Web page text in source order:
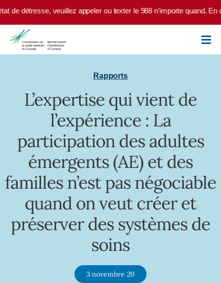
Skip to main content
de détresse, veuillez appeler ou texter le 988 n’importe quand. En
Rapports
L’expertise qui vient de
l’expérience : La
participation des adultes
émergents (AE) et des
familles n’est pas négociable
quand on veut créer et
préserver des systèmes de
soins
3 novembre 20